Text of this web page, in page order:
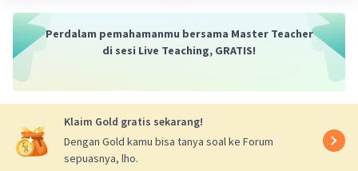
Perdalam pemahamanmu bersama Master Teacher
di sesi Live Teaching, GRATIS!
Klaim Gold gratis sekarang!
Dengan Gold kamu bisa tanya soal ke Forum
sepuasnya, lho.